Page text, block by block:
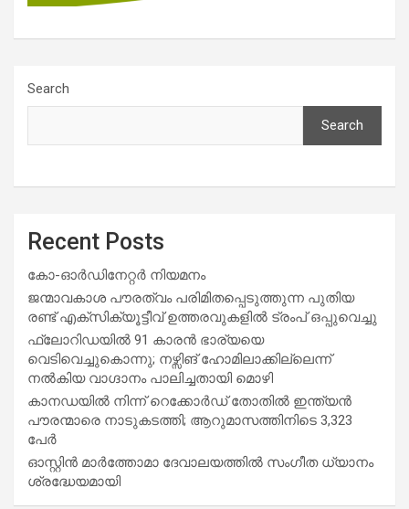
Search
Search
Recent Posts
കോ-ഓർഡിനേറ്റർ നിയമനം
ജന്മാവകാശ പൗരത്വം പരിമിതപ്പെടുത്തുന്ന പുതിയ
രണ്ട് എക്സിക്യൂട്ടീവ് ഉത്തരവുകളിൽ ട്രംപ് ഒപ്പുവെച്ചു
ഫ്ലോറിഡയിൽ 91 കാരൻ ഭാര്യയെ
വെടിവെച്ചുകൊന്നു; നഴ്സിങ് ഹോമിലാക്കില്ലെന്ന്
നൽകിയ വാഗ്ദാനം പാലിച്ചതായി മൊഴി
കാനഡയിൽ നിന്ന് റെക്കോർഡ് തോതിൽ ഇന്ത്യൻ
പൗരന്മാരെ നാടുകടത്തി; ആറുമാസത്തിനിടെ 3,323
പേർ
ഓസ്റ്റിൻ മാർത്തോമാ ദേവാലയത്തിൽ സംഗീത ധ്യാനം
ശ്രദ്ധേയമായി